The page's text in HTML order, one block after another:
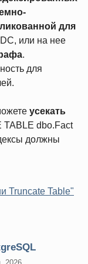
для
или на нее
.
для
усекать
TABLE dbo.Fact
должны
Truncate Table"